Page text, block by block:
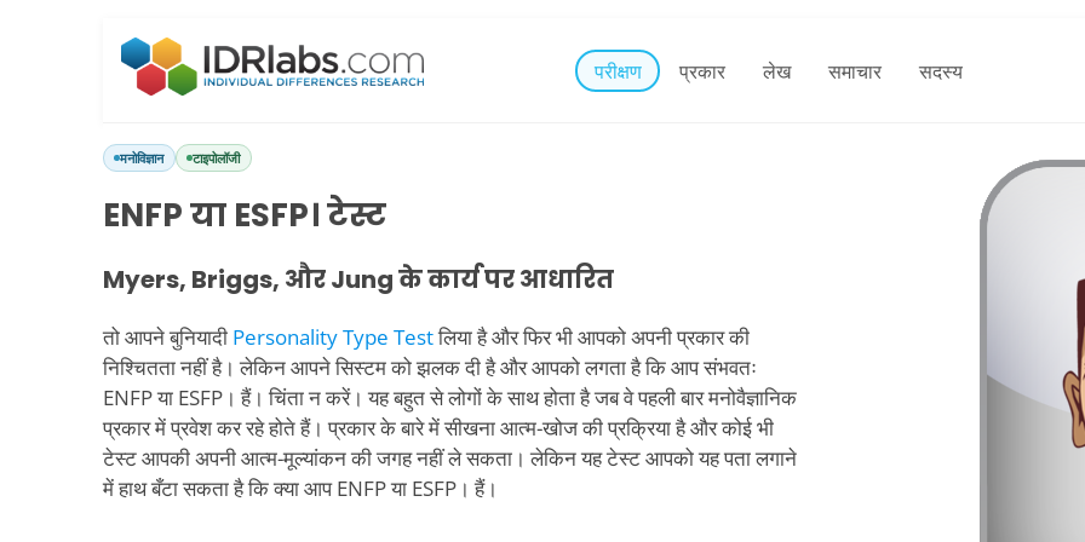
परीक्षण प्रकार लेख समाचार सदस्य
मनोविज्ञान टाइपोलॉजी
ENFP या ESFP। टेस्ट
Myers, Briggs, और Jung के कार्य पर आधारित
तो आपने बुनियादी Personality Type Testलिया है और फिर भी आपको अपनी प्रकार की
निश्चितता नहीं है। लेकिन आपने सिस्टम को झलक दी है और आपको लगता है कि आप संभवतः
ENFP या ESFP। हैं। चिंता न करें। यह बहुत से लोगों के साथ होता है जब वे पहली बार मनोवैज्ञानिक
प्रकार में प्रवेश कर रहे होते हैं। प्रकार के बारे में सीखना आत्म-खोज की प्रक्रिया है और कोई भी
टेस्ट आपकी अपनी आत्म-मूल्यांकन की जगह नहीं ले सकता। लेकिन यह टेस्ट आपको यह पता लगाने
में हाथ बँटा सकता है कि क्या आप ENFP या ESFP। हैं।